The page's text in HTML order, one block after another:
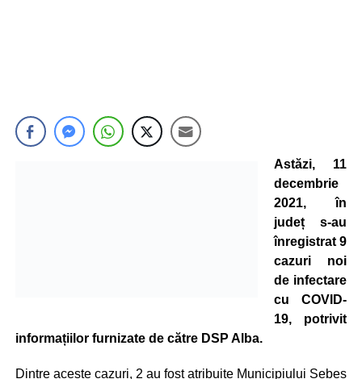
Astăzi, 11
decembrie
2021, în
județ s-au
înregistrat 9
cazuri noi
de infectare
cu COVID-
19, potrivit
informațiilor furnizate de către DSP Alba.
Dintre aceste cazuri, 2 au fost atribuite Municipiului Sebeș